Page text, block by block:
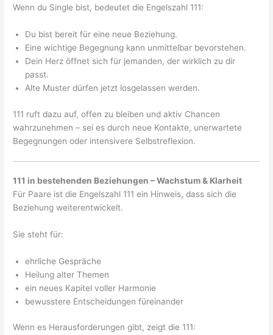
Wenn du Single bist, bedeutet die Engelszahl 111:
Du bist bereit für eine neue Beziehung.
Eine wichtige Begegnung kann unmittelbar bevorstehen.
Dein Herz öffnet sich für jemanden, der wirklich zu dir
passt.
Alte Muster dürfen jetzt losgelassen werden.
111 ruft dazu auf, offen zu bleiben und aktiv Chancen
wahrzunehmen – sei es durch neue Kontakte, unerwartete
Begegnungen oder intensivere Selbstreflexion.
111 in bestehenden Beziehungen – Wachstum & Klarheit
Für Paare ist die Engelszahl 111 ein Hinweis, dass sich die
Beziehung weiterentwickelt.
Sie steht für:
ehrliche Gespräche
Heilung alter Themen
ein neues Kapitel voller Harmonie
bewusstere Entscheidungen füreinander
Wenn es Herausforderungen gibt, zeigt die 111: